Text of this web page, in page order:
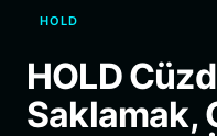
繁體中文
Bahasa Indonesia
ภาษาไทย
हिन्दी
HOLD
HOLD
Saklamak,